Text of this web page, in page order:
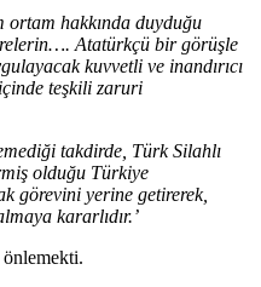
hakkında duyduğu
Atatürkçü bir görüşle
kuvvetli ve inandırıcı
teşkili zaruri
takdirde, Türk Silahlı
olduğu Türkiye
görevini yerine getirerek,
kararlıdır.’